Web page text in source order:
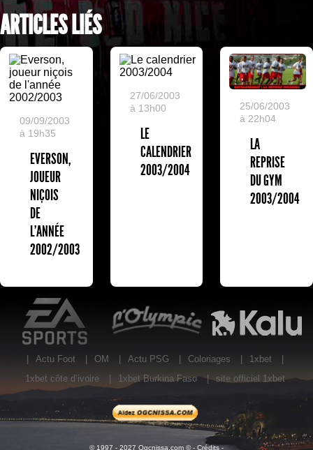
ARTICLES LIÉS
09/09/2003
à 19h35
EVERSON,
JOUEUR
NIÇOIS
DE
L'ANNÉE
2002/2003
27/06/2003
à 13h00
LE
CALENDRIER
2003/2004
25/06/2003
à 22h04
LA
REPRISE
DU GYM
2003/2004
EA Sports
Actu Foot OM Actu PSG Coloriages 1xbet
1xbet côte d’ivoire
1xbet Burkina Faso | site officiel 1xbet
© 1997 - 2027 Ogcnissa.com © - Crédits-